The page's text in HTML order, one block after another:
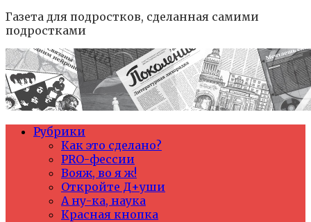
Газета для подростков, сделанная самими
подростками
Рубрики
Как это сделано?
PRO-фессии
Вояж, во я ж!
Откройте Д+уши
А ну-ка, наука
Красная кнопка